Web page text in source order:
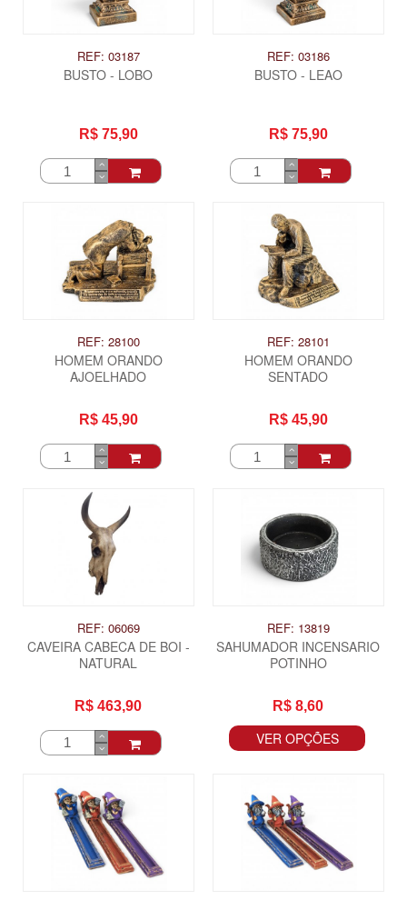
REF: 03187
BUSTO - LOBO
R$ 75,90
REF: 03186
BUSTO - LEAO
R$ 75,90
REF: 28100
HOMEM ORANDO
AJOELHADO
R$ 45,90
REF: 28101
HOMEM ORANDO
SENTADO
R$ 45,90
REF: 06069
CAVEIRA CABECA DE BOI -
NATURAL
R$ 463,90
REF: 13819
SAHUMADOR INCENSARIO
POTINHO
R$ 8,60
VER OPÇÕES